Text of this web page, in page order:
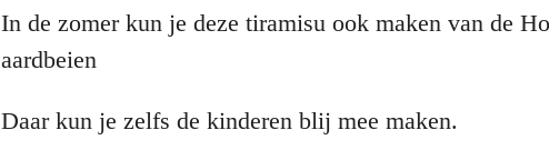
In de zomer kun je deze tiramisu ook maken van de
aardbeien
Daar kun je zelfs de kinderen blij mee maken.